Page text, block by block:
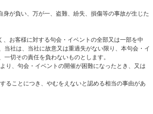
が負い、万が一、盗難、紛失、損傷等の事故が生じた
お客様に対する句会・イベントの全部又は一部を中
社は、当社に故意又は重過失がない限り、本句会・イ
切その責任を負わないものとします。
り、句会・イベントの開催が困難になったとき、又は
ることにつき、やむをえないと認める相当の事由があ